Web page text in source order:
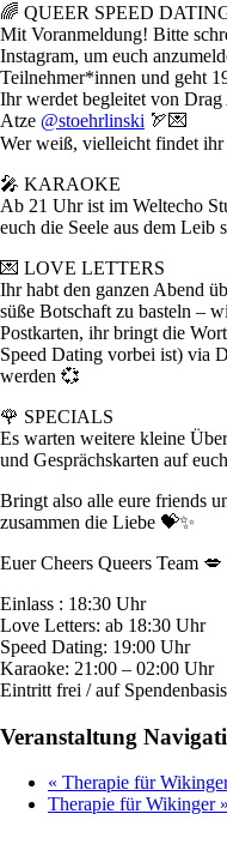
🌈 QUEER SPEED
Mit Voranmeldung! Bitte
Instagram, um euch
Teilnehmer*innen und geht
Ihr werdet begleitet von
Atze @stoehrlinski 🏹💌
Wer weiß, vielleicht findet
🎤 KARAOKE
Ab 21 Uhr ist im Weltecho
euch die Seele aus dem Leib
💌 LOVE LETTERS
Ihr habt den ganzen Abend
süße Botschaft zu basteln –
Postkarten, ihr bringt die
Speed Dating vorbei ist) via
werden 💞
🌹 SPECIALS
Es warten weitere kleine
und Gesprächskarten auf
Bringt also alle eure friends
zusammen die Liebe 💝✨
Euer Cheers Queers Team 💋
Einlass : 18:30 Uhr
Love Letters: ab 18:30 Uhr
Speed Dating: 19:00 Uhr
Karaoke: 21:00 – 02:00 Uhr
Eintritt frei / auf Spendenbasis
Veranstaltung
« Therapie für
Therapie für Wikinger »